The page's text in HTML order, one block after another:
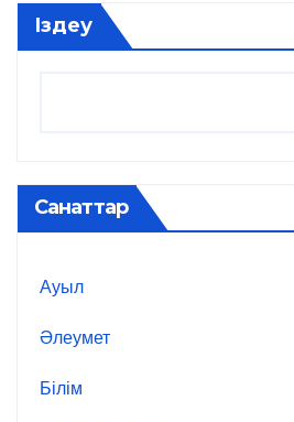
Іздеу
Санаттар
Ауыл
Әлеумет
Білім